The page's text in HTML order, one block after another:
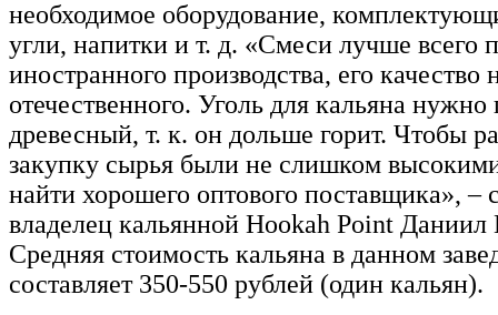
необходимое оборудование,
угли, напитки и т. д. «Смеси лучше всего
иностранного производства, его
отечественного. Уголь для кальяна нужно
древесный, т. к. он дольше горит. Чтобы
закупку сырья были не слишком
найти хорошего оптового поставщика», –
владелец кальянной Hookah Point
Средняя стоимость кальяна в данном
составляет 350-550 рублей (один кальян).